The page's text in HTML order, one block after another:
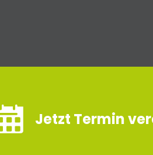
Jetzt Termin